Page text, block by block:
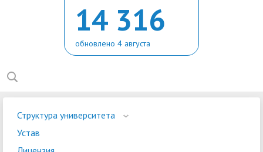
14 316
обновлено 4 августа
Структура университета
Устав